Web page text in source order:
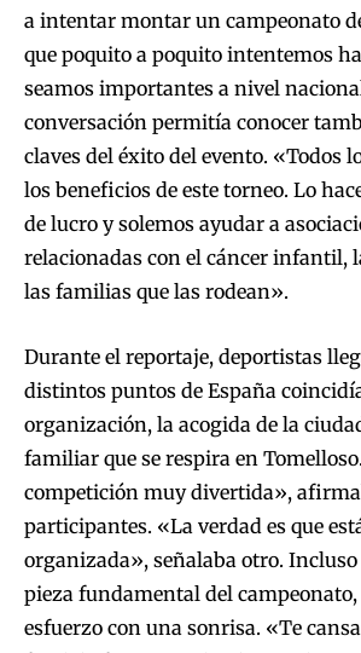
a intentar montar un campeonato
que poquito a poquito intentemos
seamos importantes a nivel
conversación permitía conocer
claves del éxito del evento. «Todos
los beneficios de este torneo. Lo
de lucro y solemos ayudar a
relacionadas con el cáncer infantil,
las familias que las rodean».
Durante el reportaje, deportistas
distintos puntos de España
organización, la acogida de la
familiar que se respira en
competición muy divertida»,
participantes. «La verdad es que
organizada», señalaba otro.
pieza fundamental del
esfuerzo con una sonrisa. «Te